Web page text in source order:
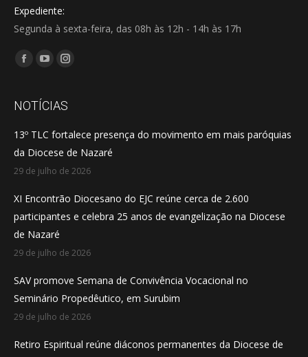
Expediente:
Segunda à sexta-feira, das 08h às 12h - 14h às 17h
Encontre-nos em:
Facebook
opens
new
window
YouTube
opens
new
window
Instagram
opens
new
window
NOTÍCIAS
13º TLC fortalece presença do movimento em mais paróquias
da Diocese de Nazaré
29 de julho de 2026
XI Encontrão Diocesano do EJC reúne cerca de 2.600
participantes e celebra 25 anos de evangelização na Diocese
de Nazaré
29 de julho de 2026
SAV promove Semana de Convivência Vocacional no
Seminário Propedêutico, em Surubim
29 de julho de 2026
Retiro Espiritual reúne diáconos permanentes da Diocese de